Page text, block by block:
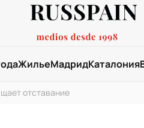
ЖильеМадридКаталония
отставание